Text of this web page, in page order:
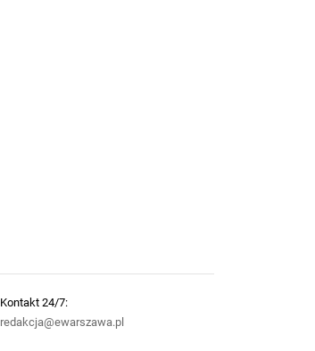
Kontakt 24/7:
redakcja@ewarszawa.pl